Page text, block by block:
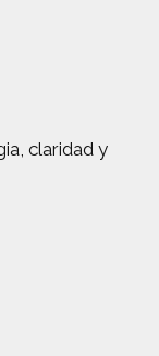
claridad y